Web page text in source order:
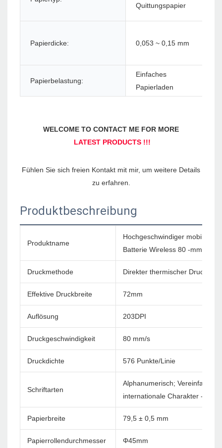
Quittungspapier
Papierdicke: 0,053 ~ 0,15 mm
Papierbelastung:
Einfaches
Papierladen
Fühlen Sie sich freien Kontakt mit mir, um weitere Details
Produktbeschreibung
Produktname
Hochgeschwindiger mobiler
Batterie Wireless 80 -mm -
Druckmethode Direkter thermischer Druck
Effektive Druckbreite 72mm
Auflösung 203DPI
Druckgeschwindigkeit 80 mm/s
Druckdichte 576 Punkte/Linie
Schriftarten
Alphanumerisch;
internationale Charakter -Sets
Papierbreite 79,5 ± 0,5 mm
Papierrollendurchmesser Φ45mm